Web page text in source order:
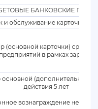
БАНКОВСКИЕ
и обслуживание карточки в
(основной карточки) сроком
в рамках
основной (дополнительной)
действия 5 лет
вознаграждение не